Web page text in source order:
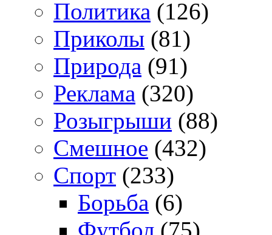
Политика (126)
Приколы (81)
Природа (91)
Реклама (320)
Розыгрыши (88)
Смешное (432)
Спорт (233)
Борьба (6)
Футбол (75)